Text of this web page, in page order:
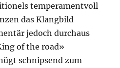
temperamentvoll
das Klangbild
jedoch durchaus
of the road»
schnipsend zum